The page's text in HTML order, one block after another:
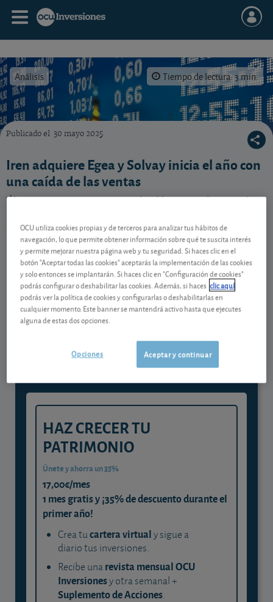
Análisis Tiempo de lectura: 3 min.
Publicado el 30 mayo 2025
Iren adquiere Egea y Solvay inicia el año con
una caída de las ventas
Últimas noticias en torno a la eléctrica italiana y el
consejo?
Contenido reservado a SOCIOS
Gestiona tu dinero con visión
experta
y consigue que cada euro trabaje
para ti
HAZ CRECER TU
PATRIMONIO
Únete y ahorra un 35%
17,00€/mes
1 mes gratis y ¡35% de descuento durante el
primer año!
Crea tucartera virtualy sigue a
diario tus inversiones.
Recibe unarevista mensual OCU
Inversionesy otra semanal +
Suplemento de Acciones.
OCU utiliza cookies propias y de terceros para analizar tus hábitos de
navegación, lo que permite obtener información sobre qué te suscita interés
y permite mejorar nuestra página web y tu seguridad. Si haces clic en el
botón "Aceptar todas las cookies" aceptarás la implementación de las cookies
y solo entonces se implantarán. Si haces clic en "Configuración de cookies"
podrás configurar o deshabilitar las cookies. Además, si haces clic aquí
podrás ver la política de cookies y configurarlas o deshabilitarlas en
cualquier momento. Este banner se mantendrá activo hasta que ejecutes
alguna de estas dos opciones.
Aceptar y continuar
Opciones